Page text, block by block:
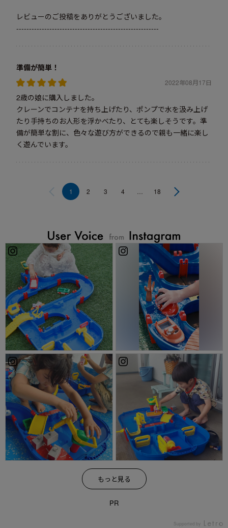
レビューのご投稿をありがとうございました。
--------------------------------------------------------
準備が簡単！
2022年08月17日
2歳の娘に購入しました。
クレーンでコンテナを持ち上げたり、ポンプで水を汲み上げ
たり手持ちのお人形を浮かべたり、とても楽しそうです。準
備が簡単な割に、色々な遊び方ができるので親も一緒に楽し
く遊んでいます。
1 2 3 4 18
もっと見る
PR
Supported by